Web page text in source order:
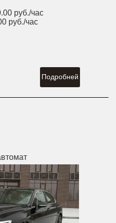
руб./час
руб./час
Подробней